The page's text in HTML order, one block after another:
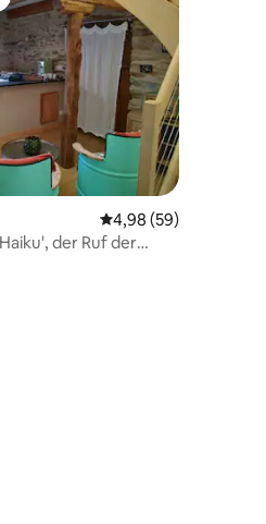
von 5, 132 Bewertungen
Durchschnittliche
4,98 (59)
der Ruf der